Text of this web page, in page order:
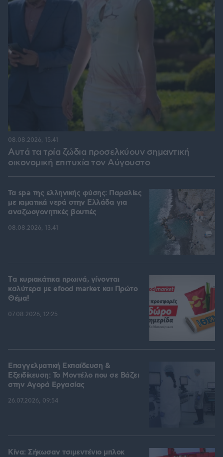
Αυτά τα τρία ζώδια προσελκύουν σημαντική
οικονομική επιτυχία τον Αύγουστο
08.08.2026, 15:41
Τα spa της ελληνικής φύσης: Παραλίες
με ιαματικά νερά στην Ελλάδα για
αναζωογονητικές βουτιές
08.08.2026, 13:41
Tα κυριακάτικα πρωινά, γίνονται
καλύτερα με efood market και Πρώτο
Θέμα!
07.08.2026, 12:25
Επαγγελματική Εκπαίδευση &
Εξειδίκευση: Το Mοντέλο που σε Bάζει
στην Aγορά Eργασίας
26.07.2026, 09:54
Κίνα: Σήκωσαν τσιμεντένιο μπλοκ